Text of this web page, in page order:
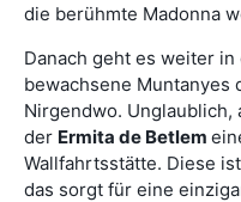
die berühmte Madonna
Danach geht es weiter
bewachsene Muntanyes
Nirgendwo.
der Ermita de Betlem
Wallfahrtsstätte. Diese
das sorgt für eine